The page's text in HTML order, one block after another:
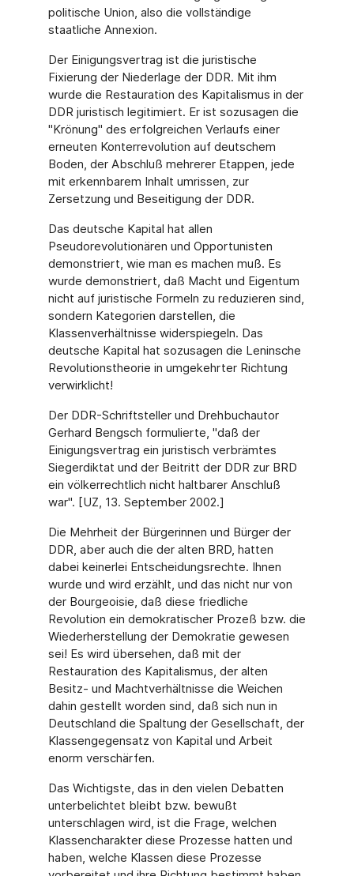
politische Union, also die vollständige
staatliche Annexion.
Der Einigungsvertrag ist die juristische
Fixierung der Niederlage der DDR. Mit ihm
wurde die Restauration des Kapitalismus in der
DDR juristisch legitimiert. Er ist sozusagen die
"Krönung" des erfolgreichen Verlaufs einer
erneuten Konterrevolution auf deutschem
Boden, der Abschluß mehrerer Etappen, jede
mit erkennbarem Inhalt umrissen, zur
Zersetzung und Beseitigung der DDR.
Das deutsche Kapital hat allen
Pseudorevolutionären und Opportunisten
demonstriert, wie man es machen muß. Es
wurde demonstriert, daß Macht und Eigentum
nicht auf juristische Formeln zu reduzieren sind,
sondern Kategorien darstellen, die
Klassenverhältnisse widerspiegeln. Das
deutsche Kapital hat sozusagen die Leninsche
Revolutionstheorie in umgekehrter Richtung
verwirklicht!
Der DDR-Schriftsteller und Drehbuchautor
Gerhard Bengsch formulierte, "daß der
Einigungsvertrag ein juristisch verbrämtes
Siegerdiktat und der Beitritt der DDR zur BRD
ein völkerrechtlich nicht haltbarer Anschluß
war". [UZ, 13. September 2002.]
Die Mehrheit der Bürgerinnen und Bürger der
DDR, aber auch die der alten BRD, hatten
dabei keinerlei Entscheidungsrechte. Ihnen
wurde und wird erzählt, und das nicht nur von
der Bourgeoisie, daß diese friedliche
Revolution ein demokratischer Prozeß bzw. die
Wiederherstellung der Demokratie gewesen
sei! Es wird übersehen, daß mit der
Restauration des Kapitalismus, der alten
Besitz- und Machtverhältnisse die Weichen
dahin gestellt worden sind, daß sich nun in
Deutschland die Spaltung der Gesellschaft, der
Klassengegensatz von Kapital und Arbeit
enorm verschärfen.
Das Wichtigste, das in den vielen Debatten
unterbelichtet bleibt bzw. bewußt
unterschlagen wird, ist die Frage, welchen
Klassencharakter diese Prozesse hatten und
haben, welche Klassen diese Prozesse